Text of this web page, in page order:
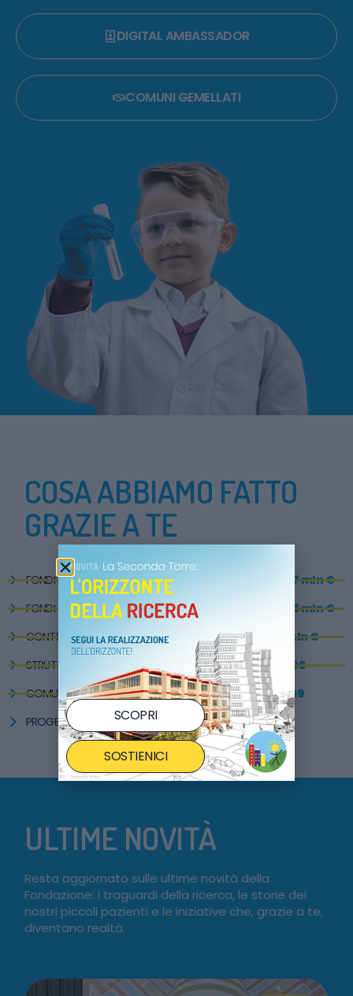
DIGITAL AMBASSADOR
COMUNI GEMELLATI
COSA ABBIAMO FATTO
GRAZIE A TE
FONDI RACCOLTI DAL 1994
FONDI X RICERCA SCIENTIFICA
CONTRIBUITI 5×1000
STRUTTURE SANITARIE REALIZZATE
COMUNI GEMELLATI
PROGETTI DI RICERCA FINANZIATI
oltre 57 mln €
oltre 26 mln €
39 mln €
206
169
ULTIME NOVITÀ
Resta aggiornato sulle ultime novità della
Fondazione: i traguardi della ricerca, le storie dei
nostri piccoli pazienti e le iniziative che, grazie a te,
diventano realtà.
SCOPRI
SOSTIENICI